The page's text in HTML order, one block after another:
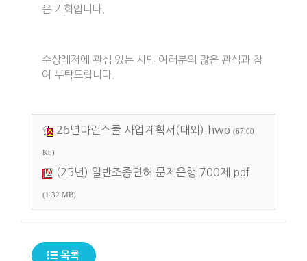
은 기회입니다.
수상레저에 관심 있는 시민 여러분의 많은 관심과 참
여 부탁드립니다.
26년마린스쿨 사업계획서(대외).hwp (67.00
Kb)
(25년) 일반조종면허 문제은행 700제.pdf
(1.32 MB)
목록